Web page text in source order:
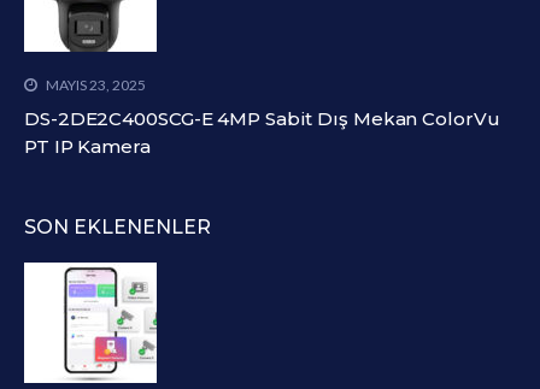
MAYIS 23, 2025
DS-2DE2C400SCG-E 4MP Sabit Dış Mekan ColorVu
PT IP Kamera
SON EKLENENLER